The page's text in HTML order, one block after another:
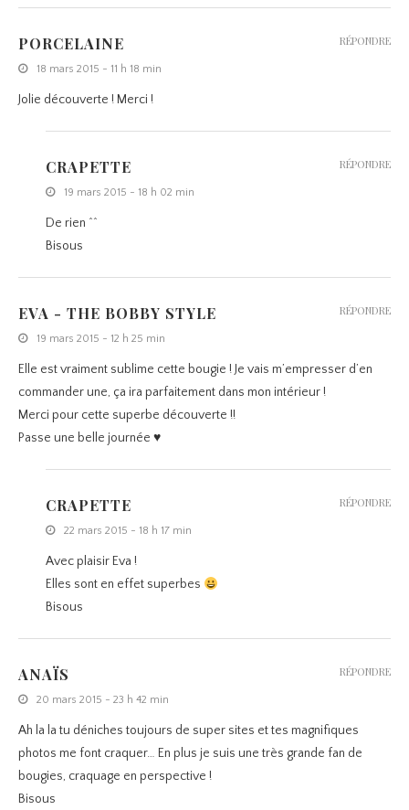
PORCELAINE
18 mars 2015 - 11 h 18 min
Jolie découverte ! Merci !
RÉPONDRE
CRAPETTE
19 mars 2015 - 18 h 02 min
De rien ^^
Bisous
RÉPONDRE
EVA - THE BOBBY STYLE
19 mars 2015 - 12 h 25 min
Elle est vraiment sublime cette bougie ! Je vais m’empresser d’en
commander une, ça ira parfaitement dans mon intérieur !
Merci pour cette superbe découverte !!
Passe une belle journée ♥
RÉPONDRE
CRAPETTE
22 mars 2015 - 18 h 17 min
Avec plaisir Eva !
Elles sont en effet superbes
Bisous
RÉPONDRE
ANAÏS
20 mars 2015 - 23 h 42 min
Ah la la tu déniches toujours de super sites et tes magnifiques
photos me font craquer… En plus je suis une très grande fan de
bougies, craquage en perspective !
Bisous
RÉPONDRE